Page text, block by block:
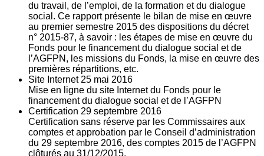
du travail, de l’emploi, de la formation et du dialogue
social. Ce rapport présente le bilan de mise en œuvre
au premier semestre 2015 des dispositions du décret
n° 2015-87, à savoir : les étapes de mise en œuvre du
Fonds pour le financement du dialogue social et de
l’AGFPN, les missions du Fonds, la mise en œuvre des
premières répartitions, etc.
Site Internet 25 mai 2016
Mise en ligne du site Internet du Fonds pour le
financement du dialogue social et de l’AGFPN
Certification 29 septembre 2016
Certification sans réserve par les Commissaires aux
comptes et approbation par le Conseil d’administration
du 29 septembre 2016, des comptes 2015 de l’AGFPN
clôturés au 31/12/2015.